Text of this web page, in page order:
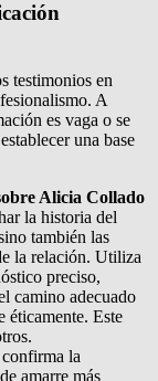
testimonios en
A
es vaga o se
una base
Alicia Collado
la historia del
también las
la relación. Utiliza
preciso,
camino adecuado
éticamente. Este
la
amarre más